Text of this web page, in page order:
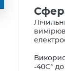
-40С° до